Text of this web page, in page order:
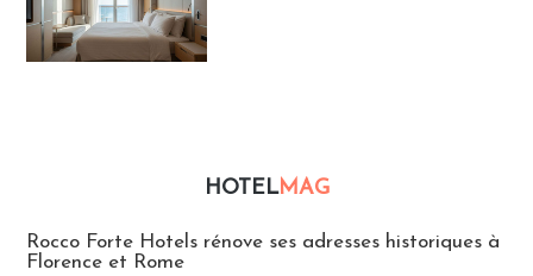
HOTELMAG
Rocco Forte Hotels rénove ses adresses historiques à
Florence et Rome